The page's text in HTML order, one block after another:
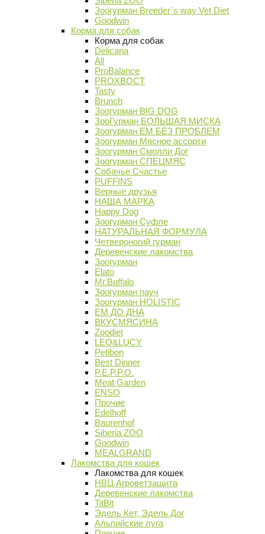
Зоогурман Breeder`s way Vet Diet
Goodwin
Корма для собак
Корма для собак
Delicana
All
ProBalance
PROХВОСТ
Tasty
Brunch
Зоогурман BIG DOG
ЗооГурман БОЛЬШАЯ МИСКА
Зоогурман ЕМ БЕЗ ПРОБЛЕМ
Зоогурман Мясное ассорти
Зоогурман Смолли Дог
Зоогурман СПЕЦМЯС
Собачье Счастье
PUFFINS
Верные друзья
НАША МАРКА
Happy Dog
Зоогурман Суфле
НАТУРАЛЬНАЯ ФОРМУЛА
Четвероногий гурман
Деревенские лакомства
Зоогурман
Elato
Mr.Buffalo
Зоогурман пауч
Зоогурман HOLISTIC
ЕМ ДО ДНА
ВКУСМЯСИНА
Zoodiet
LEO&LUCY
Petibon
Best Dinner
P.E.P.P.O.
Meat Garden
ENSO
Прочие
Edelhoff
Baurenhof
Siberia ZOO
Goodwin
MEALGRAND
Лакомства для кошек
Лакомства для кошек
НВЦ Агроветзащита
Деревенские лакомства
TitBit
Эдель Кет, Эдель Дог
Альпийские луга